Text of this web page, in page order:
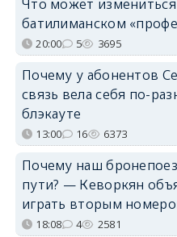
Что может измениться
батилиманском
20:00 5 3695
Почему у абонентов
связь вела себя по-
блэкауте
13:00 16 6373
Почему наш
пути? — Кеворкян
играть вторым
18:08 4 2581